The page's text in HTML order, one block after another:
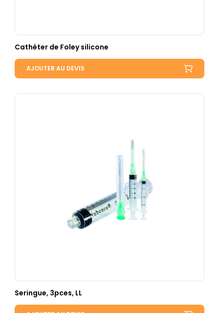
Cathéter de Foley silicone
AJOUTER AU DEVIS
Seringue, 3pces, LL